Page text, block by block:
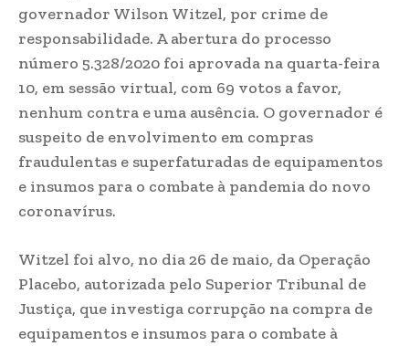
governador Wilson Witzel, por crime de
responsabilidade. A abertura do processo
número 5.328/2020 foi aprovada na quarta-feira
10, em sessão virtual, com 69 votos a favor,
nenhum contra e uma ausência. O governador é
suspeito de envolvimento em compras
fraudulentas e superfaturadas de equipamentos
e insumos para o combate à pandemia do novo
coronavírus.
Witzel foi alvo, no dia 26 de maio, da Operação
Placebo, autorizada pelo Superior Tribunal de
Justiça, que investiga corrupção na compra de
equipamentos e insumos para o combate à